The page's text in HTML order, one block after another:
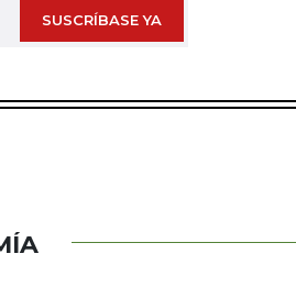
SUSCRÍBASE YA